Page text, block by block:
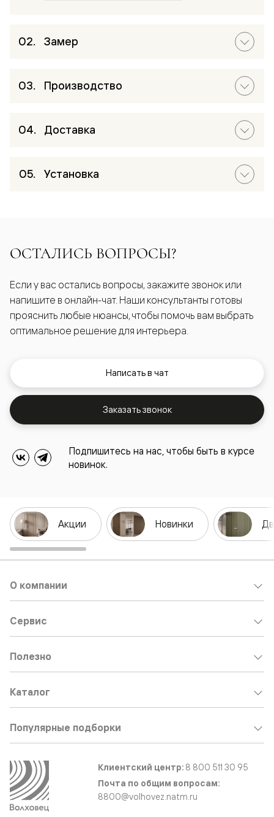
Замер
Производство
Доставка
Установка
ОСТАЛИСЬ ВОПРОСЫ?
Если у вас остались вопросы, закажите звонок или
напишите в онлайн-чат. Наши консультанты готовы
прояснить любые нюансы, чтобы помочь вам выбрать
оптимальное решение для интерьера.
Написать в чат
Заказать звонок
Подпишитесь на нас, чтобы быть в курсе
новинок.
Акции Новинки
О компании
Сервис
Полезно
Каталог
Популярные подборки
Клиентский центр: 8 800 511 30 95
Почта по общим вопросам:
8800@volhovez.natm.ru